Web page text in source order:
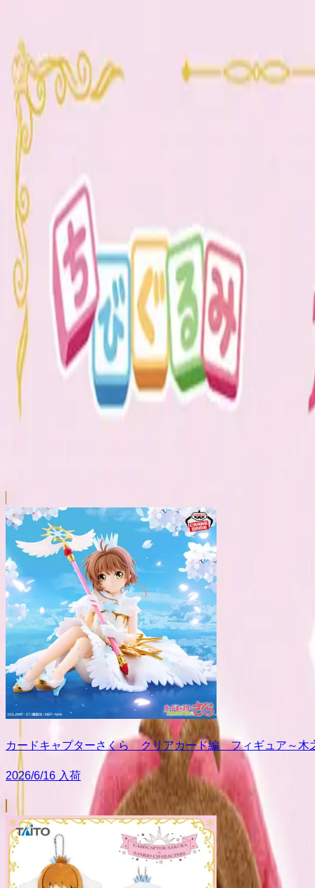
TOP 店舗一覧イベント景品 ギャラリー 会社情報採用情報お問
2026/6/3 入荷
2026/6/3 入荷
カードキャプターさくら
カードキャプターさくら
入荷予定店舗(全5店舗)
川越店 川崎店 浦和店平塚店 大和店
ご利用上のお願い
本リストは、入荷予定（実績）をお知らせするもの
超人気景品は【入荷日〜翌日朝】に品切れとなる場合
新入荷景品の投入時間も、当日の配送状況により変動
カードキャプターさくら クリアカード編 フィギュア～木
2026/6/16 入荷